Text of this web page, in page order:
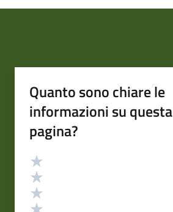
Quanto sono chiare le
informazioni su questa
pagina?
Valutazione